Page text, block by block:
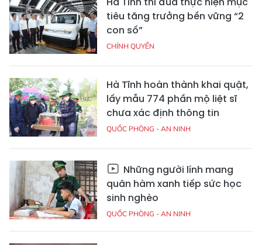
tiêu tăng trưởng bền vững “2
con số”
CHÍNH QUYỀN
Hà Tĩnh hoàn thành khai quật,
lấy mẫu 774 phần mộ liệt sĩ
chưa xác định thông tin
QUỐC PHÒNG - AN NINH
Những người lính mang
quân hàm xanh tiếp sức học
sinh nghèo
QUỐC PHÒNG - AN NINH